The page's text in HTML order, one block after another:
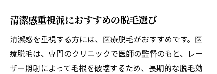
清潔感重視派におすすめの脱毛選び
清潔感を重視する方には、医療脱毛がおすすめです。医
療脱毛は、専門のクリニックで医師の監督のもと、レー
ザー照射によって毛根を破壊するため、長期的な脱毛効